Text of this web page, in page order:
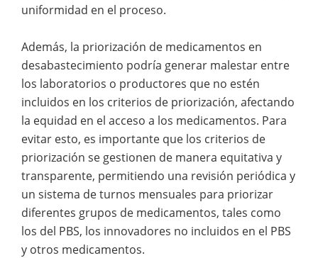
uniformidad en el proceso.
Además, la priorización de medicamentos en
desabastecimiento podría generar malestar entre
los laboratorios o productores que no estén
incluidos en los criterios de priorización, afectando
la equidad en el acceso a los medicamentos. Para
evitar esto, es importante que los criterios de
priorización se gestionen de manera equitativa y
transparente, permitiendo una revisión periódica y
un sistema de turnos mensuales para priorizar
diferentes grupos de medicamentos, tales como
los del PBS, los innovadores no incluidos en el PBS
y otros medicamentos.